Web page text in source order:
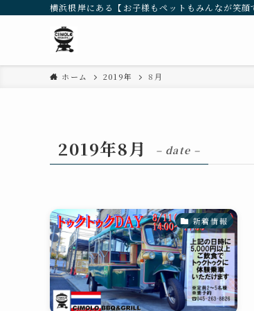
横浜根岸にある【お子様もペットもみんなが笑顔
ホーム 2019年 8月
2019年8月 – date –
新着情報